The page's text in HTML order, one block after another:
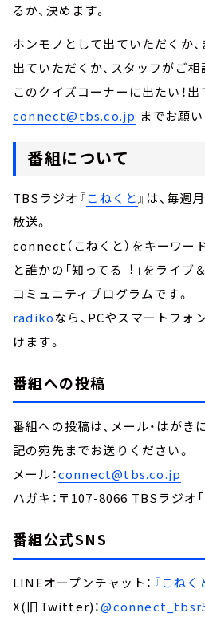
るか、決めます。
ホンモノとして出ていただくか
出ていただくか、スタッフがご相
このクイズコーナーに出たい！出
connect@tbs.co.jp までお願い
番組について
TBSラジオ『こねくと 』は、毎
放送。
connect（こねくと）をキーワード
と誰かの「知ってる︕」をライブ
コミュニティプログラムです。
radikoなら、PCやスマートフォ
けます。
番組への投稿
番組への投稿は、メール・はがき
記の宛先までお送りください。
メール：connect@tbs.co.jp
ハガキ：〒107-8066 TBSラジオ「
番組公式SNS
LINEオープンチャット： 『こね
X(旧Twitter)：